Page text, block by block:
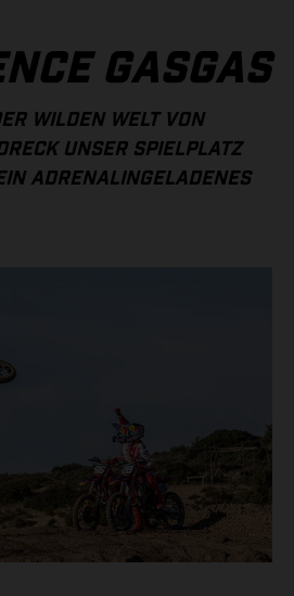
GASGAS
WILDEN WELT VON
UNSER SPIELPLATZ
ADRENALINGELADENES